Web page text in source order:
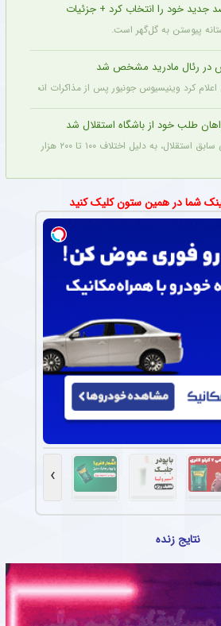
جدید خود را انتخاب کرد + جزئیات
پیوستن به گل‌گهر است.
در رئال مادرید مشخص شد
کرد وینیسیوس جونیور پس از مذاکرات انجام شده
طلب خود از باشگاه استقلال شد
تا ۲۰۰ هزار یورویی در مطالبات خود، قصد شکایت از باشگاه را دارد.
شما در همین ستون کلیک کنید
›
نتایج زنده